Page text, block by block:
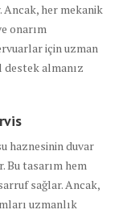
her mekanik
onarım
için uzman
destek almanız
haznesinin duvar
Bu tasarım hem
sağlar. Ancak,
uzmanlık